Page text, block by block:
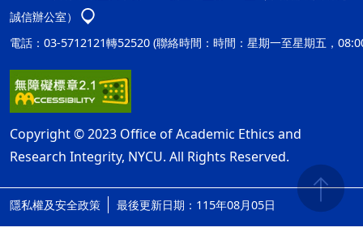
誠信辦公室）
電話：03-5712121轉52520 (聯絡時間：時間：星期一至星期五，
Copyright © 2023 Office of Academic Ethics and
Research Integrity, NYCU. All Rights Reserved.
隱私權及安全政策 最後更新日期：115年08月05日 ap2